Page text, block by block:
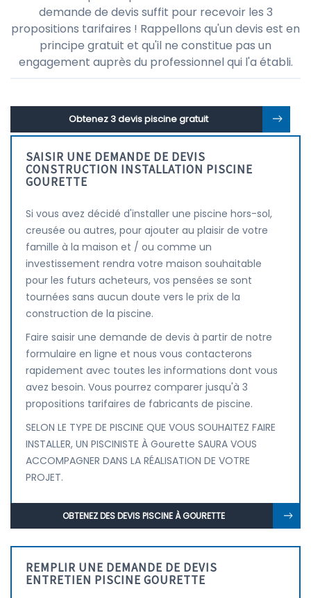
demande de devis suffit pour recevoir les 3
propositions tarifaires ! Rappellons qu'un devis est en
principe gratuit et qu'il ne constitue pas un
engagement auprès du professionnel qui l'a établi.
Obtenez 3 devis piscine gratuit
SAISIR UNE DEMANDE DE DEVIS
CONSTRUCTION INSTALLATION PISCINE
GOURETTE
Si vous avez décidé d'installer une piscine hors-sol,
creusée ou autres, pour ajouter au plaisir de votre
famille à la maison et / ou comme un
investissement rendra votre maison souhaitable
pour les futurs acheteurs, vos pensées se sont
tournées sans aucun doute vers le prix de la
construction de la piscine.
Faire saisir une demande de devis à partir de notre
formulaire en ligne et nous vous contacterons
rapidement avec toutes les informations dont vous
avez besoin. Vous pourrez comparer jusqu'à 3
propositions tarifaires de fabricants de piscine.
SELON LE TYPE DE PISCINE QUE VOUS SOUHAITEZ FAIRE
INSTALLER, UN PISCINISTE À Gourette SAURA VOUS
ACCOMPAGNER DANS LA RÉALISATION DE VOTRE
PROJET.
OBTENEZ DES DEVIS PISCINE À GOURETTE
REMPLIR UNE DEMANDE DE DEVIS
ENTRETIEN PISCINE GOURETTE